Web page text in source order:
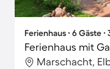
Ferienhaus ∙ 6 Gäste
Ferienhaus mit
Marschacht,